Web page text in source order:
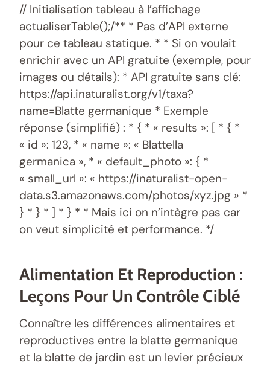
// Initialisation tableau à l’affichage
actualiserTable();/** * Pas d’API externe
pour ce tableau statique. * * Si on voulait
enrichir avec un API gratuite (exemple, pour
images ou détails): * API gratuite sans clé:
https://api.inaturalist.org/v1/taxa?
name=Blatte germanique * Exemple
réponse (simplifié) : * { * « results »: [ * { *
« id »: 123, * « name »: « Blattella
germanica », * « default_photo »: { *
« small_url »: « https://inaturalist-open-
data.s3.amazonaws.com/photos/xyz.jpg » *
} * } * ] * } * * Mais ici on n’intègre pas car
on veut simplicité et performance. */
Alimentation Et Reproduction :
Leçons Pour Un Contrôle Ciblé
Connaître les différences alimentaires et
reproductives entre la blatte germanique
et la blatte de jardin est un levier précieux